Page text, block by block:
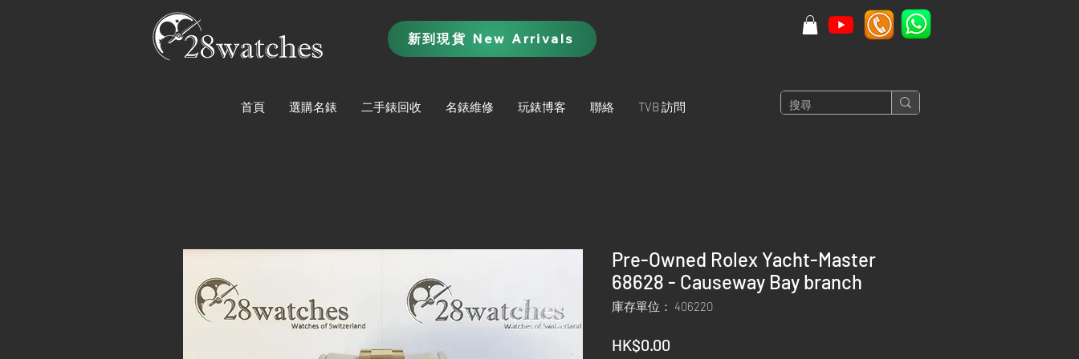
新到現貨 New Arrivals
首頁 選購名錶 二手錶回收 名錶維修 玩錶博客 聯絡 TVB 訪問
Pre-Owned Rolex Yacht-Master
68628 - Causeway Bay branch
庫存單位： 406220
HK$0.00